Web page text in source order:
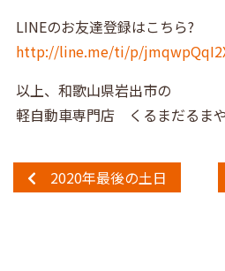
LINEのお友達登録はこちら?
http://line.me/ti/p/
以上、和歌山県岩出市の
軽自動車専門店 くるまだるま
2020年最後の土日